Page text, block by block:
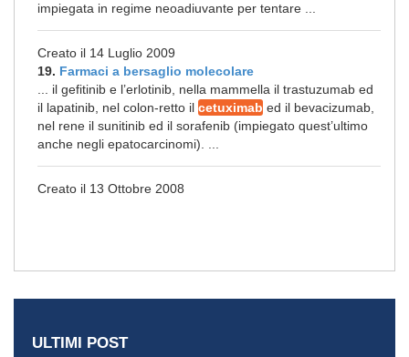
impiegata in regime neoadiuvante per tentare ...
Creato il 14 Luglio 2009
19. Farmaci a bersaglio molecolare
... il gefitinib e l’erlotinib, nella mammella il trastuzumab ed
il lapatinib, nel colon-retto il cetuximab ed il bevacizumab,
nel rene il sunitinib ed il sorafenib (impiegato quest’ultimo
anche negli epatocarcinomi). ...
Creato il 13 Ottobre 2008
ULTIMI POST